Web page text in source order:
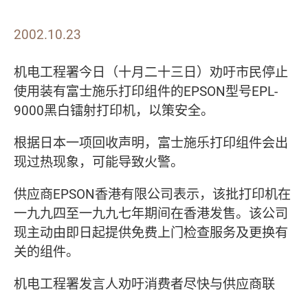
2002.10.23
机电工程署今日（十月二十三日）劝吁市民停止
使用装有富士施乐打印组件的EPSON型号EPL-
9000黑白镭射打印机，以策安全。
根据日本一项回收声明，富士施乐打印组件会出
现过热现象，可能导致火警。
供应商EPSON香港有限公司表示，该批打印机在
一九九四至一九九七年期间在香港发售。该公司
现主动由即日起提供免费上门检查服务及更换有
关的组件。
机电工程署发言人劝吁消费者尽快与供应商联